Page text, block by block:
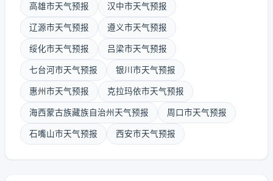
高雄市天气预报 汉中市天气预报
辽源市天气预报 遵义市天气预报
绥化市天气预报 吕梁市天气预报
七台河市天气预报 银川市天气预报
惠州市天气预报 克拉玛依市天气预报
海西蒙古族藏族自治州天气预报 周口市天气预报
石嘴山市天气预报 西安市天气预报